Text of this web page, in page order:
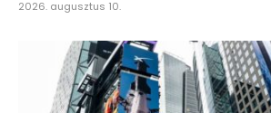
2026. augusztus 10.